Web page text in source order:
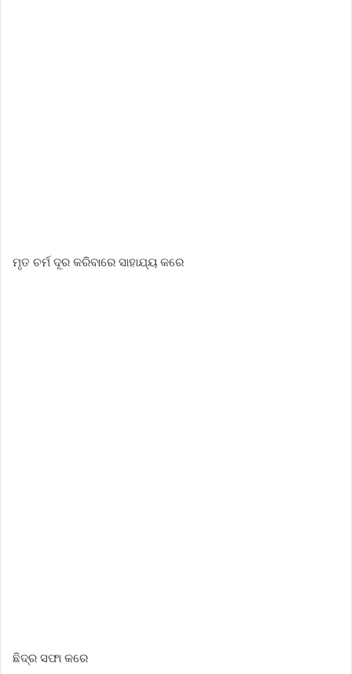
ମୃତ ଚର୍ମ ଦୂର କରିବାରେ ସାହାଯ୍ୟ କରେ
ଛିଦ୍ର ସଫା କରେ